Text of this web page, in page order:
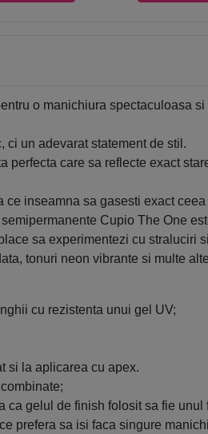
o manichiura spectaculoasa
ci un adevarat statement de stil.
perfecta care sa reflecte exact
inseamna sa gasesti exact
Cupio The One
sa experimentezi cu
tonuri neon vibrante si multe
cu rezistenta unui gel UV;
si la aplicarea cu apex.
ca gelul de finish folosit sa fie unul
prefera sa isi faca singure